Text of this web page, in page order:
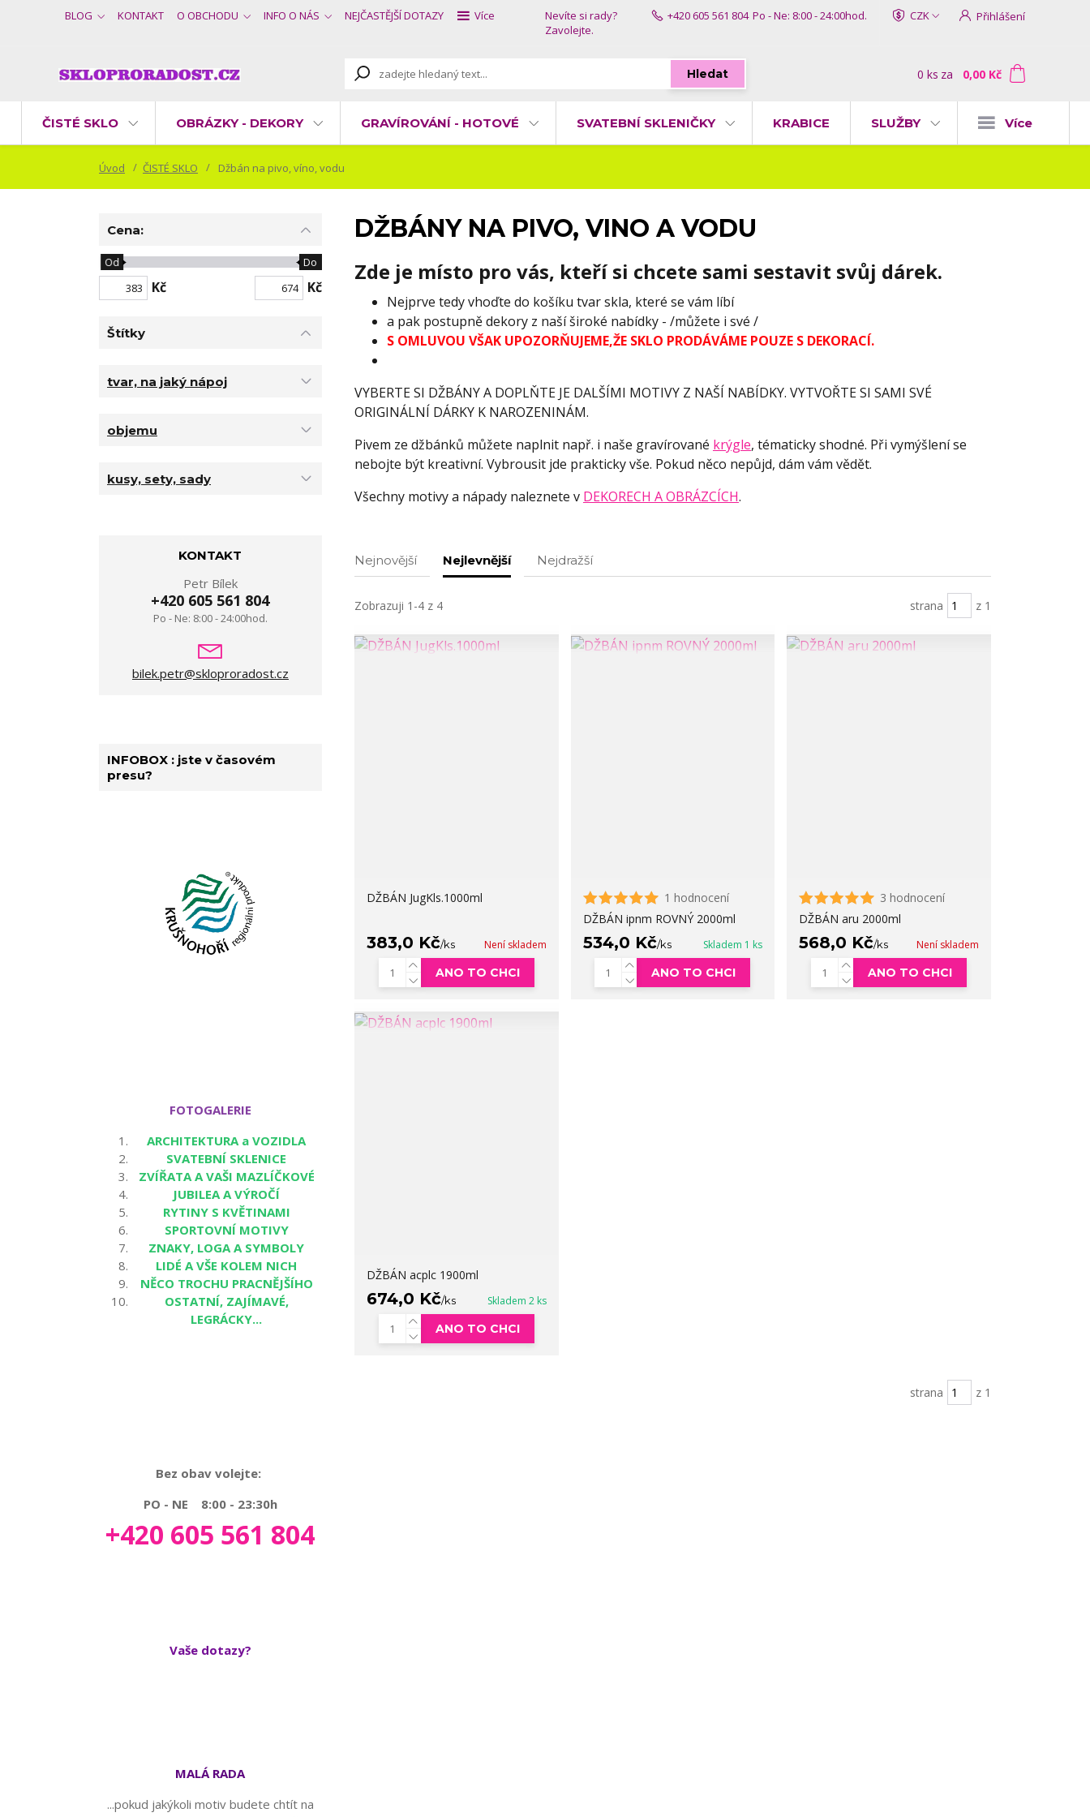
BLOG KONTAKT O OBCHODU INFO O NÁS NEJČASTĚJŠÍ DOTAZY Více CZK Přihlášení
Hledat
Nevíte si rady?
Zavolejte.
+420 605 561 804 Po - Ne: 8:00 - 24:00hod.
0 ks za 0,00 Kč
ČISTÉ SKLO OBRÁZKY - DEKORY GRAVÍROVÁNÍ - HOTOVÉ SVATEBNÍ SKLENIČKY KRABICE SLUŽBY Více
Úvod ČISTÉ SKLO Džbán na pivo, víno, vodu
DŽBÁNY NA PIVO, VINO A VODU
Zde je místo pro vás, kteří si chcete sami sestavit svůj dárek.
Nejprve tedy vhoďte do košíku tvar skla, které se vám líbí
a pak postupně dekory z naší široké nabídky - /můžete i své /
S OMLUVOU VŠAK UPOZORŇUJEME,ŽE SKLO PRODÁVÁME POUZE S DEKORACÍ.
VYBERTE SI DŽBÁNY A DOPLŇTE JE DALŠÍMI MOTIVY Z NAŠÍ NABÍDKY. VYTVOŘTE SI SAMI SVÉ
ORIGINÁLNÍ DÁRKY K NAROZENINÁM.
Pivem ze džbánků můžete naplnit např. i naše gravírované krýgle, tématicky shodné. Při vymýšlení se
nebojte být kreativní. Vybrousit jde prakticky vše. Pokud něco nepůjd, dám vám vědět.
Všechny motivy a nápady naleznete v DEKORECH A OBRÁZCÍCH.
Nejnovější Nejlevnější Nejdražší
Zobrazuji 1-4 z 4 strana z 1
DŽBÁN JugKls.1000ml
383,0 Kč/ks Není skladem
ANO TO CHCI
1 hodnocení
DŽBÁN ipnm ROVNÝ 2000ml
534,0 Kč/ks Skladem 1 ks
ANO TO CHCI
3 hodnocení
DŽBÁN aru 2000ml
568,0 Kč/ks Není skladem
ANO TO CHCI
DŽBÁN acplc 1900ml
674,0 Kč/ks Skladem 2 ks
ANO TO CHCI
strana z 1
Cena:
Kč
Od Do
Kč
Štítky
tvar, na jaký nápoj
objemu
kusy, sety, sady
KONTAKT
Petr Bílek
+420 605 561 804
Po - Ne: 8:00 - 24:00hod.
bilek.petr@skloproradost.cz
INFOBOX : jste v časovém
presu?
FOTOGALERIE
ARCHITEKTURA a VOZIDLA
SVATEBNÍ SKLENICE
ZVÍŘATA A VAŠI MAZLÍČKOVÉ
JUBILEA A VÝROČÍ
RYTINY S KVĚTINAMI
SPORTOVNÍ MOTIVY
ZNAKY, LOGA A SYMBOLY
LIDÉ A VŠE KOLEM NICH
NĚCO TROCHU PRACNĚJŠÍHO
OSTATNÍ, ZAJÍMAVÉ,
LEGRÁCKY...
Bez obav volejte:
PO - NE 8:00 - 23:30h
+420 605 561 804
Vaše dotazy?
MALÁ RADA
...pokud jakýkoli motiv budete chtít na